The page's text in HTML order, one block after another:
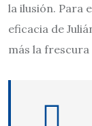
la ilusión. Para
eficacia de
más la